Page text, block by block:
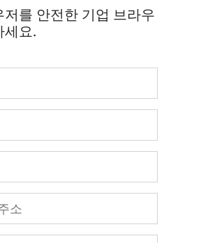
저를 안전한 기업 브라우
세요.